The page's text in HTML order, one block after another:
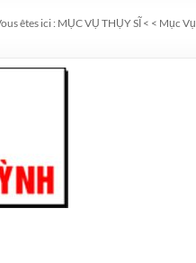
êtes ici : MỤC VỤ THỤY SĨ < < Mục Vụ